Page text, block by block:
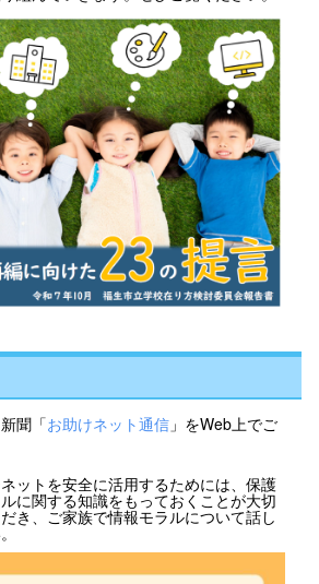
聞「お助けネット通信 」をWeb上でご
ットを安全に活用するためには、保護
に関する知識をもっておくことが大切
き、ご家族で情報モラルについて話し